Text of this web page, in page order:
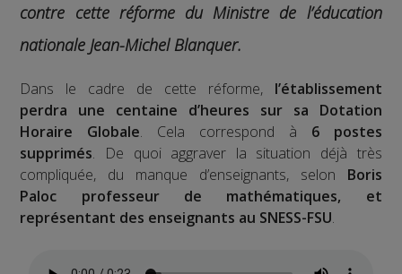
contre cette réforme du Ministre de l’éducation
nationale Jean-Michel Blanquer.
Dans le cadre de cette réforme, l’établissement
perdra une centaine d’heures sur sa Dotation
Horaire Globale. Cela correspond à 6 postes
supprimés. De quoi aggraver la situation déjà très
compliquée, du manque d’enseignants, selon Boris
Paloc professeur de mathématiques, et
représentant des enseignants au SNESS-FSU.